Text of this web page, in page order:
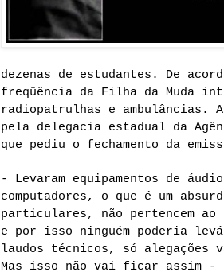
dezenas de estudantes.
De
freqüência da Filha da Muda
radiopatrulhas e
pela delegacia estadual da
que pediu o fechamento da
- Levaram equipamentos de
computadores, o que é um
particulares, não pertencem
e por isso ninguém poderia
laudos técnicos, só alegações
Mas isso não vai ficar assim -